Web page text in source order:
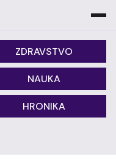
ZDRAVSTVO
NAUKA
HRONIKA